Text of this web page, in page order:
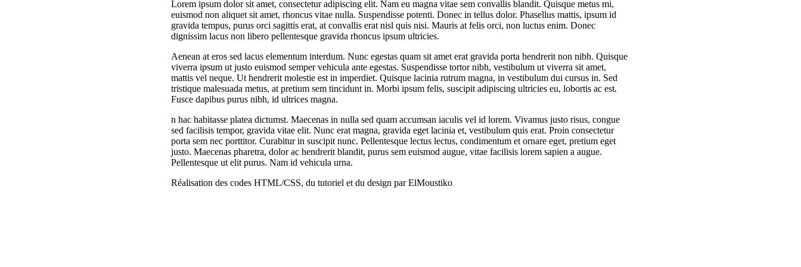
Lorem ipsum dolor sit amet, consectetur adipiscing elit. Nam eu magna vitae sem convallis blandit. Quisque metus mi,
euismod non aliquet sit amet, rhoncus vitae nulla. Suspendisse potenti. Donec in tellus dolor. Phasellus mattis, ipsum id
gravida tempus, purus orci sagittis erat, at convallis erat nisl quis nisi. Mauris at felis orci, non luctus enim. Donec
dignissim lacus non libero pellentesque gravida rhoncus ipsum ultricies.
Aenean at eros sed lacus elementum interdum. Nunc egestas quam sit amet erat gravida porta hendrerit non nibh. Quisque
viverra ipsum ut justo euismod semper vehicula ante egestas. Suspendisse tortor nibh, vestibulum ut viverra sit amet,
mattis vel neque. Ut hendrerit molestie est in imperdiet. Quisque lacinia rutrum magna, in vestibulum dui cursus in. Sed
tristique malesuada metus, at pretium sem tincidunt in. Morbi ipsum felis, suscipit adipiscing ultricies eu, lobortis ac est.
Fusce dapibus purus nibh, id ultrices magna.
n hac habitasse platea dictumst. Maecenas in nulla sed quam accumsan iaculis vel id lorem. Vivamus justo risus, congue
sed facilisis tempor, gravida vitae elit. Nunc erat magna, gravida eget lacinia et, vestibulum quis erat. Proin consectetur
porta sem nec porttitor. Curabitur in suscipit nunc. Pellentesque lectus lectus, condimentum et ornare eget, pretium eget
justo. Maecenas pharetra, dolor ac hendrerit blandit, purus sem euismod augue, vitae facilisis lorem sapien a augue.
Pellentesque ut elit purus. Nam id vehicula urna.
Réalisation des codes HTML/CSS, du tutoriel et du design par ElMoustiko